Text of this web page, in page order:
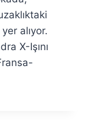
alıyor.
X-Işını